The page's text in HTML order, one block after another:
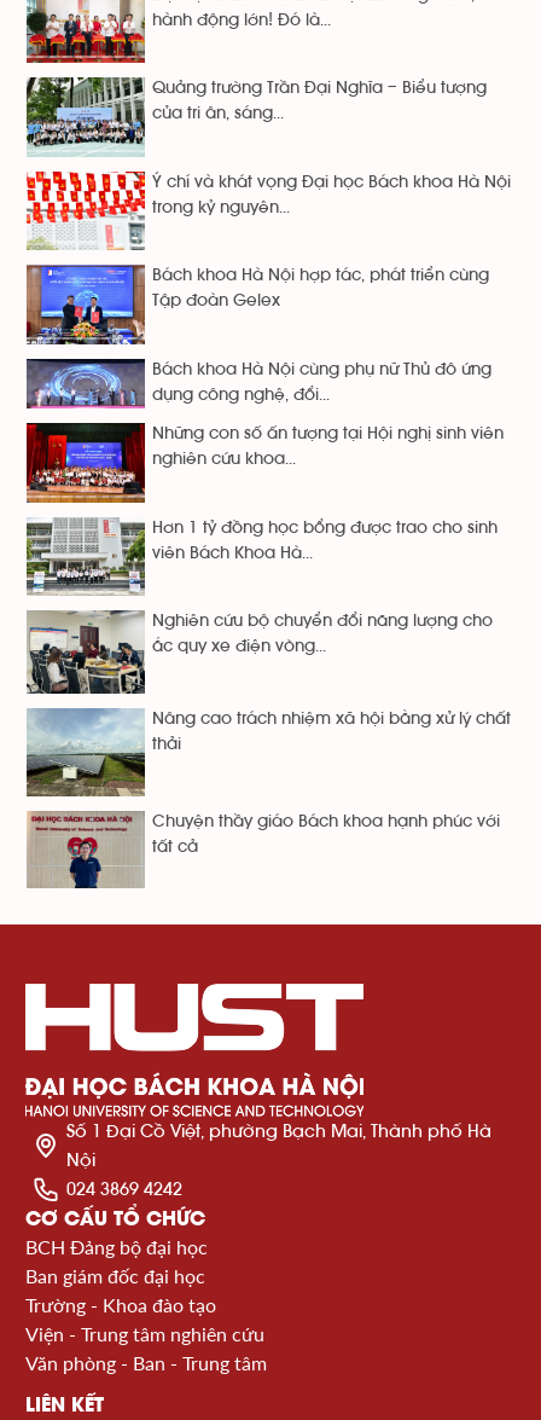
hành động lớn! Đó là...
Quảng trường Trần Đại Nghĩa – Biểu tượng
của tri ân, sáng...
Ý chí và khát vọng Đại học Bách khoa Hà Nội
trong kỷ nguyên...
Bách khoa Hà Nội hợp tác, phát triển cùng
Tập đoàn Gelex
Bách khoa Hà Nội cùng phụ nữ Thủ đô ứng
dụng công nghệ, đổi...
Những con số ấn tượng tại Hội nghị sinh viên
nghiên cứu khoa...
Hơn 1 tỷ đồng học bổng được trao cho sinh
viên Bách Khoa Hà...
Nghiên cứu bộ chuyển đổi năng lượng cho
ắc quy xe điện vòng...
Nâng cao trách nhiệm xã hội bằng xử lý chất
thải
Chuyện thầy giáo Bách khoa hạnh phúc với
tất cả
Số 1 Đại Cồ Việt, phường Bạch Mai, Thành phố Hà
Nội
024 3869 4242
CƠ CẤU TỔ CHỨC
BCH Đảng bộ đại học
Ban giám đốc đại học
Trường - Khoa đào tạo
Viện - Trung tâm nghiên cứu
Văn phòng - Ban - Trung tâm
LIÊN KẾT